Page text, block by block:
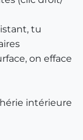
tu
on efface
intérieure